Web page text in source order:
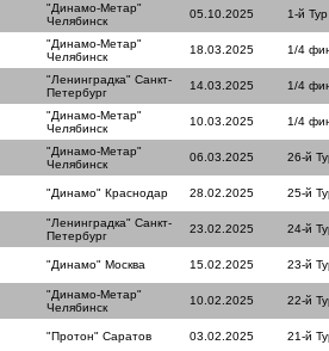
"Динамо-Метар"
Челябинск
05.10.2025 1-й Тур
"Динамо-Метар"
Челябинск
18.03.2025 1/4
"Ленинградка" Санкт-
Петербург
14.03.2025 1/4
"Динамо-Метар"
Челябинск
10.03.2025 1/4
"Динамо-Метар"
Челябинск
06.03.2025 26-й
"Динамо" Краснодар 28.02.2025 25-й
"Ленинградка" Санкт-
Петербург
23.02.2025 24-й
"Динамо" Москва 15.02.2025 23-й
"Динамо-Метар"
Челябинск
10.02.2025 22-й
"Протон" Саратов 03.02.2025 21-й